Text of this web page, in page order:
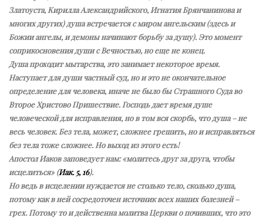
Златоуста, Кирилла Александрийского, Игнатия Брянчанинова и
многих других) душа встречается с миром ангельским (здесь и
Божии ангелы, и демоны начинают борьбу за душу). Это момент
соприкосновения души с Вечностью, но еще не конец.
Душа проходит мытарства, это занимает некоторое время.
Наступает для души частный суд, но и это не окончательное
определение для человека, иначе не было бы Страшного Суда во
Второе Христово Пришествие. Господь дает время душе
человеческой для исправления, но в том вся скорбь, что душа – не
весь человек. Без тела, может, сложнее грешить, но и исправляться
без тела тоже сложнее. Но выход из этого есть!
Апостол Иаков заповедует нам: «молитесь друг за друга, чтобы
исцелиться» (Иак. 5, 16).
Но ведь в исцелении нуждается не столько тело, сколько душа,
потому как в ней сосредоточен источник всех наших болезней –
грех. Потому то и действенна молитва Церкви о почивших, что это